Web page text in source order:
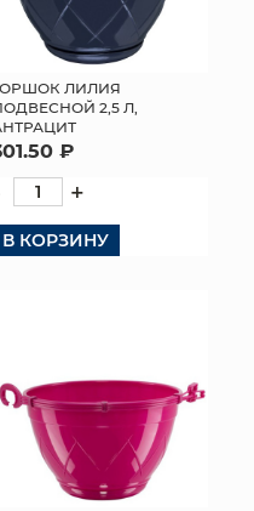
ОПЛАТА
ЛИЛИЯ
2,5 Л,
₽
+
В КОРЗИНУ